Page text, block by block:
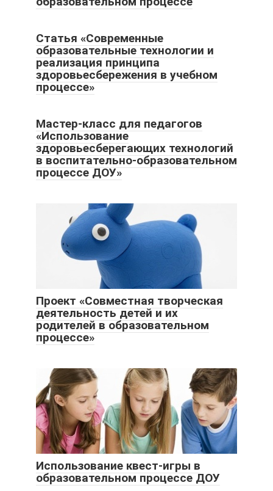
Статья «Современные
образовательные технологии и
реализация принципа
здоровьесбережения в учебном
процессе»
Мастер-класс для педагогов
«Использование
здоровьесберегающих технологий
в воспитательно-образовательном
процессе ДОУ»
Проект «Совместная творческая
деятельность детей и их
родителей в образовательном
процессе»
Использование квест-игры в
образовательном процессе ДОУ